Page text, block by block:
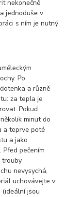
nekonečně
jednoduše v
s ním je nutný
Po
a různě
za tepla je
Pokud
minut do
a teprve poté
a jako
pečením
trouby
nevysychá,
uchovávejte v
(ideální jsou